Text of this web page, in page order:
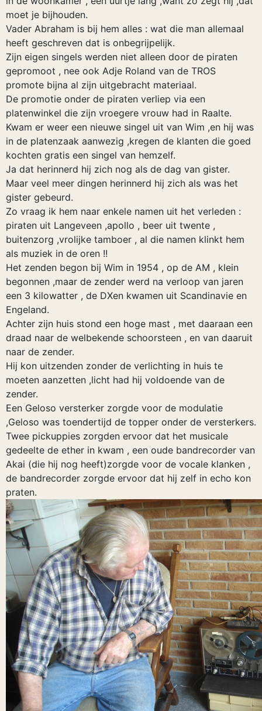
moet je bijhouden.
Vader Abraham is bij hem alles : wat die man allemaal
heeft geschreven dat is onbegrijpelijk.
Zijn eigen singels werden niet alleen door de piraten
gepromoot , nee ook Adje Roland van de TROS
promote bijna al zijn uitgebracht materiaal.
De promotie onder de piraten verliep via een
platenwinkel die zijn vroegere vrouw had in Raalte.
Kwam er weer een nieuwe singel uit van Wim ,en hij was
in de platenzaak aanwezig ,kregen de klanten die goed
kochten gratis een singel van hemzelf.
Ja dat herinnerd hij zich nog als de dag van gister.
Maar veel meer dingen herinnerd hij zich als was het
gister gebeurd.
Zo vraag ik hem naar enkele namen uit het verleden :
piraten uit Langeveen ,apollo , beer uit twente ,
buitenzorg ,vrolijke tamboer , al die namen klinkt hem
als muziek in de oren !!
Het zenden begon bij Wim in 1954 , op de AM , klein
begonnen ,maar de zender werd na verloop van jaren
een 3 kilowatter , de DXen kwamen uit Scandinavie en
Engeland.
Achter zijn huis stond een hoge mast , met daaraan een
draad naar de welbekende schoorsteen , en van daaruit
naar de zender.
Hij kon uitzenden zonder de verlichting in huis te
moeten aanzetten ,licht had hij voldoende van de
zender.
Een Geloso versterker zorgde voor de modulatie
,Geloso was toendertijd de topper onder de versterkers.
Twee pickuppies zorgden ervoor dat het musicale
gedeelte de ether in kwam , een oude bandrecorder van
Akai (die hij nog heeft)zorgde voor de vocale klanken ,
de bandrecorder zorgde ervoor dat hij zelf in echo kon
praten.